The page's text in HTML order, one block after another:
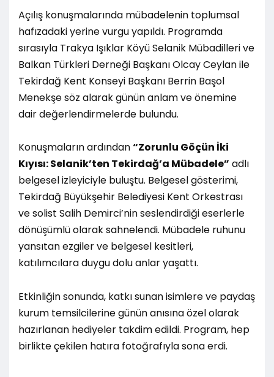
Açılış konuşmalarında mübadelenin toplumsal
hafızadaki yerine vurgu yapıldı. Programda
sırasıyla Trakya Işıklar Köyü Selanik Mübadilleri ve
Balkan Türkleri Derneği Başkanı Olcay Ceylan ile
Tekirdağ Kent Konseyi Başkanı Berrin Başol
Menekşe söz alarak günün anlam ve önemine
dair değerlendirmelerde bulundu.
Konuşmaların ardından“Zorunlu Göçün İki
Kıyısı: Selanik’ten Tekirdağ’a Mübadele” adlı
belgesel izleyiciyle buluştu. Belgesel gösterimi,
Tekirdağ Büyükşehir Belediyesi Kent Orkestrası
ve solist Salih Demirci’nin seslendirdiği eserlerle
dönüşümlü olarak sahnelendi. Mübadele ruhunu
yansıtan ezgiler ve belgesel kesitleri,
katılımcılara duygu dolu anlar yaşattı.
Etkinliğin sonunda, katkı sunan isimlere ve paydaş
kurum temsilcilerine günün anısına özel olarak
hazırlanan hediyeler takdim edildi. Program, hep
birlikte çekilen hatıra fotoğrafıyla sona erdi.